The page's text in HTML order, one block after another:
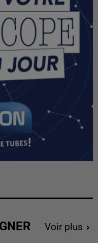
Voir plus